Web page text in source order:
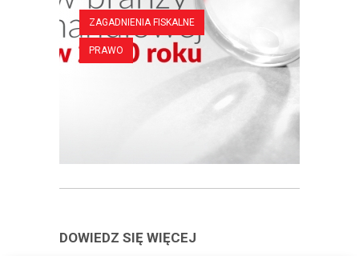
ZAGADNIENIA FISKALNE
PRAWO
DOWIEDZ SIĘ WIĘCEJ